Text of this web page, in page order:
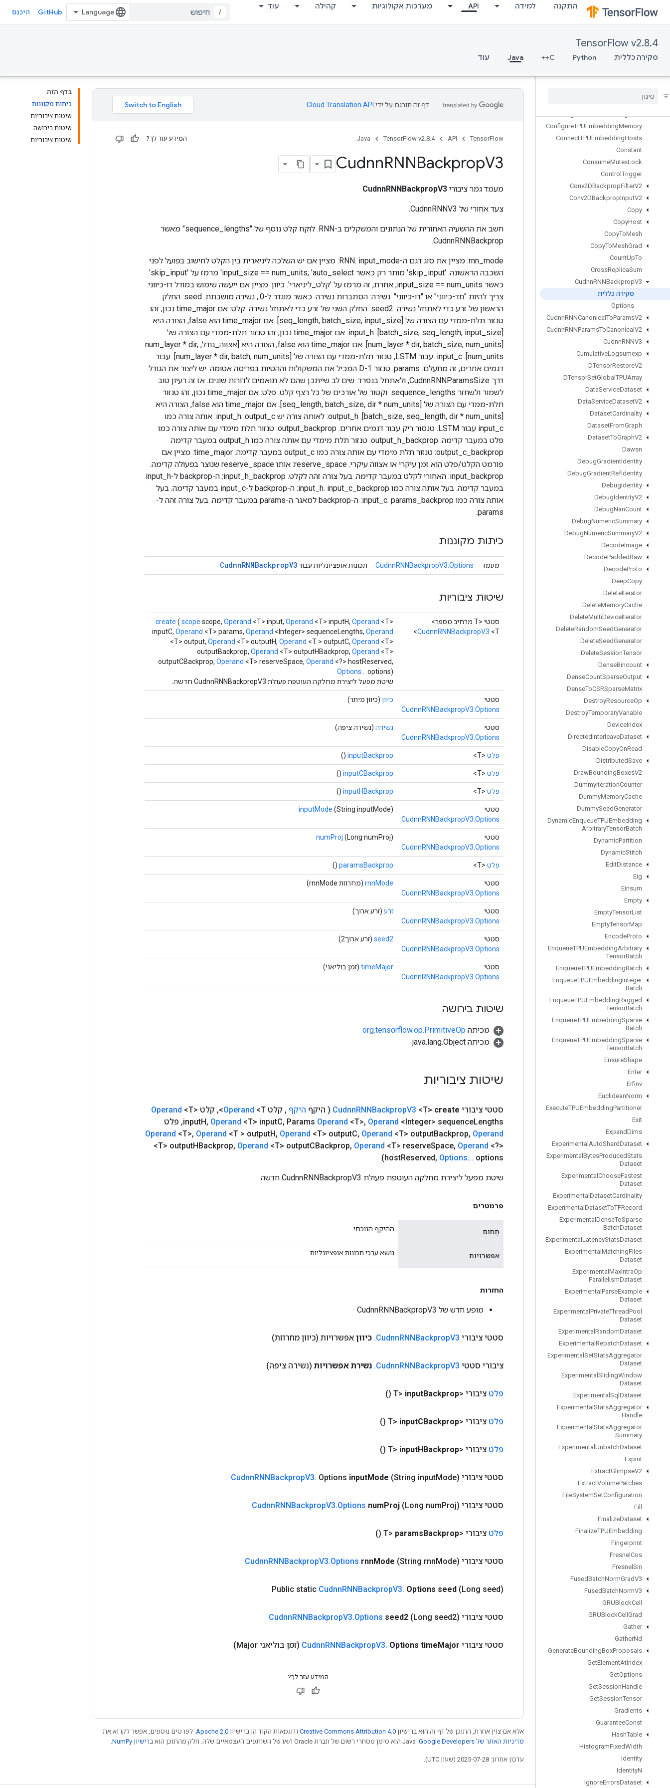
התקנה למידה API מערכות אקולוגיות קהילה עוד
/
GitHub היכנס
TensorFlow v2.8.4
סקירה כללית Python
C++
Java עוד
CompositeTensorVariantToComp
onents
ComputeBatchSize
ComputeDedupDataTupleMask
ConfigureAndInitializeGlobalTPU
ConfigureTPUEmbeddingMemory
ConnectTPUEmbeddingHosts
Constant
ConsumeMutexLock
Control Trigger
Conv2DBackpropFilterV2
Conv2DBackpropInputV2
Copy
CopyHost
CopyToMesh
CopyToMeshGrad
CountUpTo
CrossReplicaSum
CudnnRNNBackpropV3
סקירה כללית
Options
CudnnRNNCanonical ToParamsV2
CudnnRNNParamsToCanonical V2
CudnnRNNV3
CumulativeLogsumexp
DTensorRestoreV2
DTensorSetGlobal TPUArray
DataServiceDataset
DataServiceDatasetV2
DatasetCardinality
DatasetFromGraph
DatasetToGraphV2
Dawsn
DebugGradientIdentity
DebugGradientRefIdentity
DebugIdentity
DebugIdentityV2
DebugNanCount
DebugNumericSummary
DebugNumericSummaryV2
DecodeImage
DecodePaddedRaw
DecodeProto
DeepCopy
DeleteIterator
DeleteMemoryCache
DeleteMultiDeviceIterator
DeleteRandomSeedGenerator
DeleteSeedGenerator
DeleteSessionTensor
DenseBincount
DenseCountSparseOutput
DenseToCSRSparseMatrix
DestroyResourceOp
DestroyTemporaryVariable
DeviceIndex
DirectedInterleaveDataset
DisableCopyOnRead
DistributedSave
DrawBoundingBoxesV2
DummyIterationCounter
DummyMemoryCache
DummySeedGenerator
DynamicEnqueueTPUEmbedding
ArbitraryTensorBatch
DynamicPartition
DynamicStitch
EditDistance
Eig
Einsum
Empty
EmptyTensorList
EmptyTensorMap
EncodeProto
EnqueueTPUEmbeddingArbitrary
TensorBatch
EnqueueTPUEmbeddingBatch
EnqueueTPUEmbeddingInteger
Batch
EnqueueTPUEmbeddingRagged
TensorBatch
EnqueueTPUEmbeddingSparse
Batch
EnqueueTPUEmbeddingSparse
TensorBatch
EnsureShape
Enter
Erfinv
EuclideanNorm
ExecuteTPUEmbeddingPartitioner
Exit
ExpandDims
Experimental AutoShardDataset
Experimental BytesProducedStats
Dataset
Experimental ChooseFastest
Dataset
Experimental DatasetCardinality
Experimental DatasetToTFRecord
Experimental DenseToSparse
BatchDataset
Experimental LatencyStatsDataset
Experimental MatchingFiles
Dataset
Experimental MaxIntraOp
ParallelismDataset
Experimental ParseExample
Dataset
Experimental PrivateThreadPool
Dataset
Experimental RandomDataset
Experimental RebatchDataset
Experimental SetStatsAggregator
Dataset
Experimental SlidingWindow
Dataset
Experimental Sql Dataset
Experimental StatsAggregator
Handle
Experimental StatsAggregator
Summary
Experimental UnbatchDataset
Expint
ExtractGlimpseV2
ExtractVolumePatches
FileSystemSetConfiguration
Fill
FinalizeDataset
FinalizeTPUEmbedding
Fingerprint
Fresnel Cos
Fresnel Sin
FusedBatchNormGradV3
FusedBatchNormV3
GRUBlockCell
GRUBlockCell Grad
Gather
GatherNd
GenerateBoundingBoxProposals
GetElementAtIndex
GetOptions
GetSessionHandle
GetSessionTensor
Gradients
GuaranteeConst
HashTable
HistogramFixedWidth
Identity
IdentityN
IgnoreErrorsDataset
בדף הזה
כיתות מקוננות
שיטות ציבוריות
שיטות בירושה
שיטות ציבוריות
דף זה תורגם על ידי Cloud Translation API
TensorFlow
API
TensorFlow v2.8.4
Java המידע עזר לך?
CudnnRNNBackpropV3
מעמד גמר ציבורי CudnnRNNBackpropV3
צעד אחורי של CudnnRNNV3.
חשב את ההשעיה האחורית של הנתונים והמשקלים ב-RNN. לוקח קלט נוסף של "sequence_lengths" מאשר
CudnnRNNBackprop.
rnn_mode: מציין את סוג דגם ה-RNN. input_mode: מציין אם יש השלכה ליניארית בין הקלט לחישוב בפועל לפני
השכבה הראשונה. 'skip_input' מותר רק כאשר input_size == num_units; 'auto_select' מרמז על 'skip_input'
כאשר input_size == num_units; אחרת, זה מרמז על 'קלט_ליניארי'. כיוון: מציין אם ייעשה שימוש במודל דו-כיווני.
צריך להיות "חד-כיווני" או "דו-כיווני". נשירה: הסתברות נשירה. כאשר מוגדר ל-0., נשירה מושבתת. seed: החלק
הראשון של זרע כדי לאתחל נשירה. seed2: החלק השני של זרע כדי לאתחל נשירה. קלט: אם time_major נכון, זהו
טנזור תלת-ממדי עם הצורה של [seq_length, batch_size, input_size]. אם time_major הוא false, הצורה היא
[batch_size, seq_length, input_size]. input_h: אם time_major נכון, זהו טנזור תלת-ממדי עם הצורה של
[num_layer * dir, batch_size, num_units]. אם time_major הוא false, הצורה היא [אצווה_גודל, num_layer * dir,
num_units]. input_c: עבור LSTM, טנזור תלת-ממדי עם הצורה של [num_layer * dir, batch, num_units]. עבור
דגמים אחרים, זה מתעלם. params: טנזור 1-D המכיל את המשקולות וההטיות בפריסה אטומה. יש ליצור את הגודל
דרך CudnnRNNParamsSize, ולאתחל בנפרד. שים לב שייתכן שהם לא תואמים לדורות שונים. אז זה רעיון טוב
לשמור ולשחזר sequence_lengths: וקטור של אורכים של כל רצף קלט. פלט: אם time_major נכון, זהו טנזור
תלת-ממדי עם הצורה של [seq_length, batch_size, dir * num_units]. אם time_major הוא false, הצורה היא
[batch_size, seq_length, dir * num_units]. output_h: לאותה צורה יש input_h. output_c: אותה צורה כמו
input_c עבור LSTM. טנסור ריק עבור דגמים אחרים. output_backprop: טנזור תלת מימדי עם אותה צורה כמו
פלט במעבר קדימה. output_h_backprop: טנזור תלת מימדי עם אותה צורה כמו output_h במעבר קדימה.
output_c_backprop: טנזור תלת מימדי עם אותה צורה כמו output_c במעבר קדימה. time_major: מציין אם
פורמט הקלט/פלט הוא זמן עיקרי או אצווה עיקרי. reserve_space: אותו reserve_space שנוצר בפעולה קדימה.
input_backprop: האחורי לקלט במעבר קדימה. בעל צורה זהה לקלט. input_h_backprop: ה-backprop ל-input_h
במעבר קדימה. בעל אותה צורה כמו input_h. input_c_backprop: ה-backprop ל-input_c במעבר קדימה. בעל
אותה צורה כמו input_c. params_backprop: ה-backprop למאגר ה-params במעבר קדימה. בעל צורה זהה ל-
params.
כיתות מקוננות
מעמד CudnnRNNBackpropV3.Options תכונות אופציונליות עבור CudnnRNNBackpropV3
שיטות ציבוריות
סטטי <T מרחיב מספר>
CudnnRNNBackpropV3 <T>
create ( scope scope, Operand <T> input, Operand <T> inputH, Operand <T>
inputC, Operand <T> params, Operand <Integer> sequenceLengths, Operand
<T> output, Operand <T> outputH, Operand <T > outputC, Operand <T>
outputBackprop, Operand <T> outputHBackprop, Operand <T>
outputCBackprop, Operand <T> reserveSpace, Operand <?> hostReserved,
Options...
options)
שיטת מפעל ליצירת מחלקה העוטפת פעולת CudnnRNNBackpropV3 חדשה.
סטטי
CudnnRNNBackpropV3.Options
כיוון (כיוון מיתר)
סטטי
CudnnRNNBackpropV3.Options
נשירה (נשירה ציפה)
פלט <T>
inputBackprop
()
פלט <T>
inputCBackprop
()
פלט <T>
inputHBackprop
()
סטטי
CudnnRNNBackpropV3.Options
inputMode (String inputMode)
סטטי
CudnnRNNBackpropV3.Options
numProj (Long numProj)
פלט <T>
paramsBackprop
()
סטטי
CudnnRNNBackpropV3.Options
rnnMode (מחרוזת rnnMode)
סטטי
CudnnRNNBackpropV3.Options
זרע (זרע ארוך)
סטטי
CudnnRNNBackpropV3.Options
seed2 (זרע ארוך2)
סטטי
CudnnRNNBackpropV3.Options
timeMajor (זמן בוליאני)
שיטות בירושה
מכיתה org.tensorflow.op.PrimitiveOp
מכיתה java.lang.Object
שיטות ציבוריות
סטטי ציבורי CudnnRNNBackpropV3 <T> create ( היקף היקף , קלט Operand <T>
, קלט Operand <T>
inputH, Operand <T> inputC, Params Operand <T>, Operand <Integer> sequenceLengths
, פלט
Operand <T>, Operand <T > outputH, Operand <T> outputC, Operand <T> outputBackprop, Operand
<T> outputHBackprop, Operand <T> outputCBackprop, Operand <T> reserveSpace, Operand <?>
hostReserved, Options... options)
שיטת מפעל ליצירת מחלקה העוטפת פעולת CudnnRNNBackpropV3 חדשה.
פרמטרים
תְחוּם ההיקף הנוכחי
אפשרויות נושא ערכי תכונות אופציונליות
החזרות
מופע חדש של CudnnRNNBackpropV3
סטטי ציבורי CudnnRNNBackpropV3
. כיוון אפשרויות (כיוון מחרוזת)
ציבורי סטטי CudnnRNNBackpropV3
. נשירת אפשרויות (נשירה ציפה)
פלט ציבורי <T> inputBackprop
()
פלט ציבורי <T> inputCBackprop
()
פלט ציבורי <T> inputHBackprop
()
סטטי ציבורי CudnnRNNBackpropV3. Options inputMode (String inputMode)
סטטי ציבורי CudnnRNNBackpropV3.Options numProj (Long numProj)
פלט ציבורי <T> paramsBackprop
()
סטטי ציבורי CudnnRNNBackpropV3.Options rnnMode (String rnnMode)
Public static CudnnRNNBackpropV3. Options seed (Long seed)
סטטי ציבורי CudnnRNNBackpropV3.Options seed2 (Long seed2)
סטטי ציבורי CudnnRNNBackpropV3. Options timeMajor (זמן בוליאני Major)
המידע עזר לך?
אלא אם צוין אחרת, התוכן של דף זה הוא ברישיון Creative Commons Attribution 4.0 ודוגמאות הקוד הן ברישיון Apache 2.0 . לפרטים נוספים, אפשר לקרוא את
מדיניות האתר של Google Developers‏
רישיון NumPy‏
עדכון אחרון: 2025-07-28 (שעון UTC).